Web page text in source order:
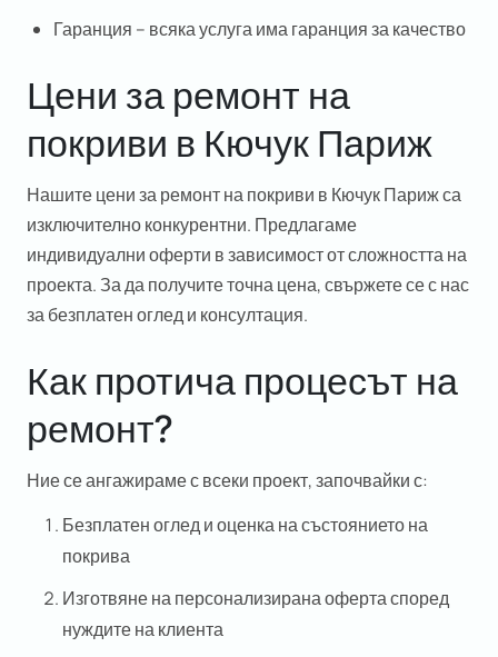
Гаранция – всяка услуга има гаранция за качество
Цени за ремонт на
покриви в Кючук Париж
Нашите цени за ремонт на покриви в Кючук Париж са
изключително конкурентни. Предлагаме
индивидуални оферти в зависимост от сложността на
проекта. За да получите точна цена, свържете се с нас
за безплатен оглед и консултация.
Как протича процесът на
ремонт?
Ние се ангажираме с всеки проект, започвайки с:
Безплатен огледи оценка на състоянието на
покрива
Изготвяне на персонализирана оферта според
нуждите на клиента